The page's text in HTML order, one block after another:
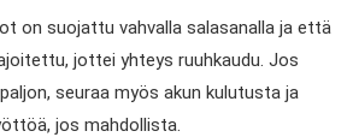
on suojattu vahvalla salasanalla ja että
jottei yhteys ruuhkaudu. Jos
seuraa myös akun kulutusta ja
jos mahdollista.